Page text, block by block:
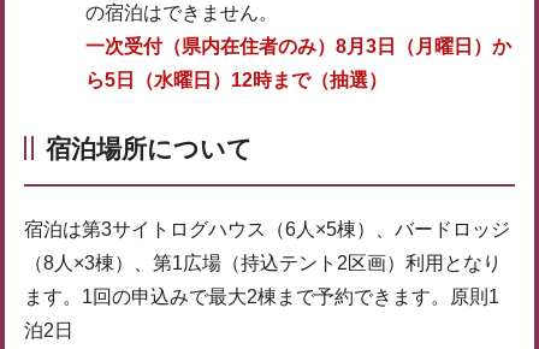
の宿泊はできません。
一次受付（県内在住者のみ）8月3日（月 曜日）か
ら5日（水曜日）12時まで（抽選）
宿泊場所について
宿泊は第3サイトログハウス（6人×5棟）、バードロッジ
（8人×3棟）、第1広場（持込テント2区画）利用となり
ます。1回の申込みで最大2棟まで予約できます。原則1
泊2日